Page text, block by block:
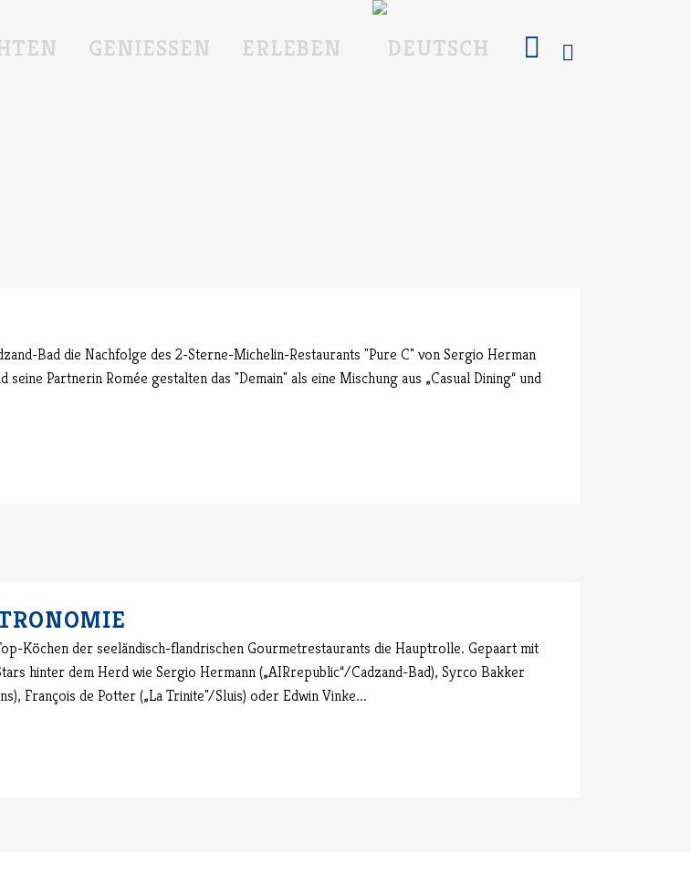
GENIESSEN ERLEBEN
Bad die Nachfolge des 2-Sterne-Michelin-Restaurants "Pure C" von Sergio Herman
Partnerin Romée gestalten das "Demain" als eine Mischung aus „Casual Dining“ und
Köchen der seeländisch-flandrischen Gourmetrestaurants die Hauptrolle. Gepaart mit
hinter dem Herd wie Sergio Hermann („AIRrepublic“/Cadzand-Bad), Syrco Bakker
François de Potter („La Trinite"/Sluis) oder Edwin Vinke...